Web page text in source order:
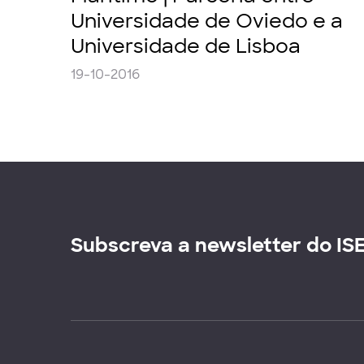
Universidade de Oviedo e a
Universidade de Lisboa
19-10-2016
Subscreva a newsletter do